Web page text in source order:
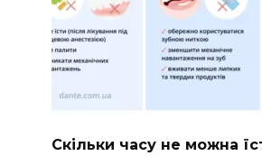
Скільки часу не можна